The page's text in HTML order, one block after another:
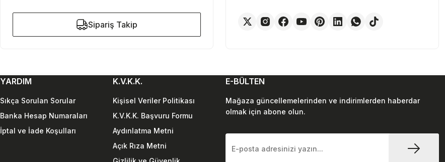
Sipariş Takip
Sipariş Takip
YARDIM
Sıkça Sorulan Sorular
Banka Hesap Numaraları
İptal ve İade Koşulları
K.V.K.K.
Kişisel Veriler Politikası
K.V.K.K. Başvuru Formu
Aydınlatma Metni
Açık Rıza Metni
E-BÜLTEN
Mağaza güncellemelerinden ve indirimlerden haberdar
olmak için abone olun.